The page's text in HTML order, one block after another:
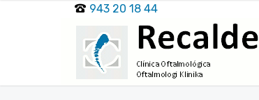
943 20 18 44